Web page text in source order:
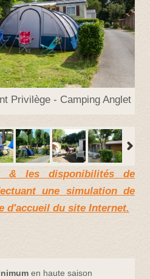
Privilège - Camping Anglet
& les disponibilités de
une simulation de
d'accueil du site Internet.
en haute saison